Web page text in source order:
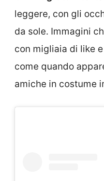
leggere, con gli
da sole. Immagini
con migliaia di like
come quando
amiche in costume